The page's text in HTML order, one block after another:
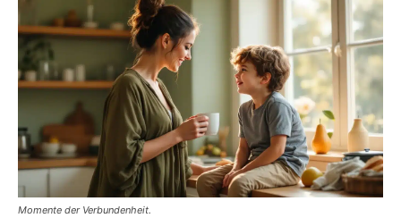
Momente der Verbundenheit.